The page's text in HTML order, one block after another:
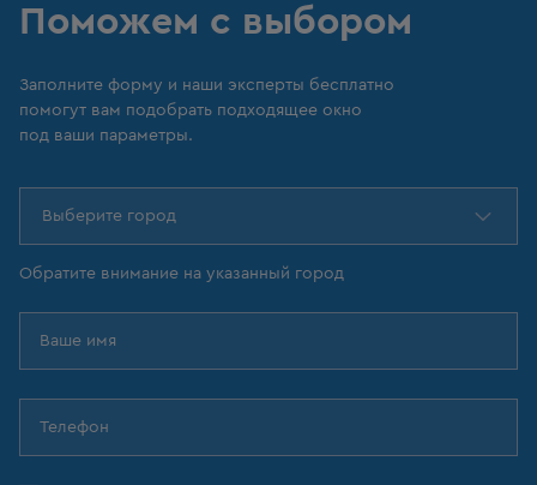
Поможем с выбором
Заполните форму и наши эксперты бесплатно
помогут вам подобрать подходящее окно
под ваши параметры.
Выберите город
Обратите внимание на указанный город